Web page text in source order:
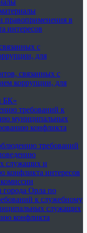
правоприменения в
интересов
с
для
связанных с
коррупции, для
БК»
требований к
муниципальных
конфликта
требований
служащих и
конфликта интересов
города Орла по
к служебному
служащих
конфликта